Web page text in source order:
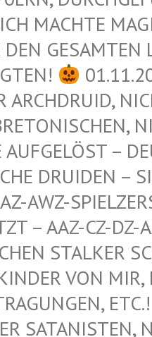
MACHTE
GESAMTEN
ARCHDRUID,
–
DRUIDEN –
AWZ-
– AAZ-CZ-DZ-
STALKER
VON MIR,
ETC.!